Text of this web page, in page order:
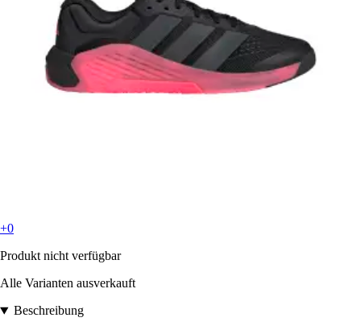
+0
Produkt nicht verfügbar
Alle Varianten ausverkauft
Beschreibung